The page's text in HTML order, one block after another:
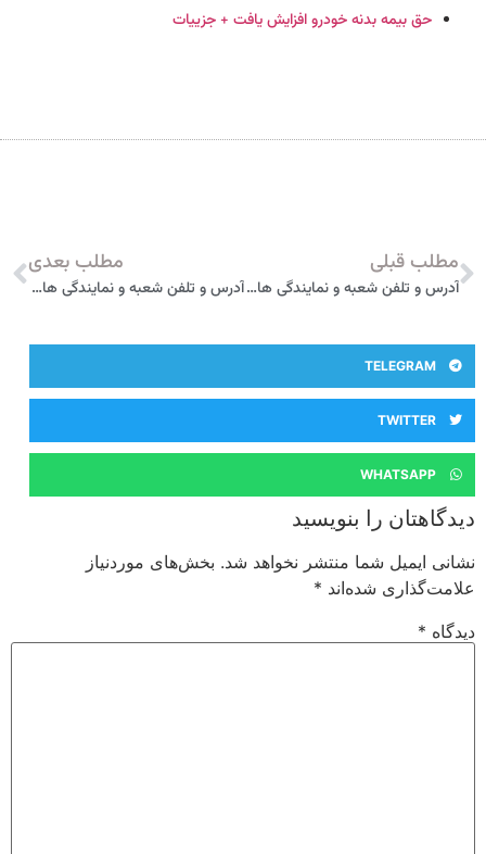
حق بیمه بدنه خودرو افزایش یافت + جزییات
مطلب قبلی
آدرس و تلفن شعبه و نمایندگی های بیمه آسیا در اسلام شهر
مطلب بعدی
آدرس و تلفن شعبه و نمایندگی های بیمه آسیا در بهارستان
TELEGRAM
TWITTER
WHATSAPP
دیدگاهتان را بنویسید
نشانی ایمیل شما منتشر نخواهد شد. بخش‌های موردنیاز
علامت‌گذاری شده‌اند*
دیدگاه*